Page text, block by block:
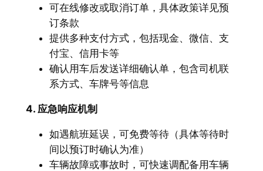
可在线修改或取消订单，具体政策详见预
订条款
提供多种支付方式，包括现金、微信、支
付宝、信用卡等
确认用车后发送详细确认单，包含司机联
系方式、车牌号等信息
4. 应急响应机制
如遇航班延误，可免费等待（具体等待时
间以预订时确认为准）
车辆故障或事故时，可快速调配备用车辆